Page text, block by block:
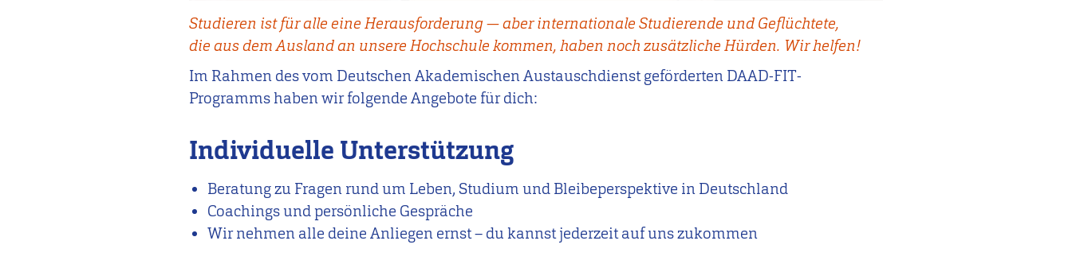
Studieren ist für alle eine Herausforderung — aber internationale Studierende und Geflüchtete,
die aus dem Ausland an unsere Hochschule kommen, haben noch zusätzliche Hürden. Wir helfen!
Im Rahmen des vom Deutschen Akademischen Austauschdienst geförderten DAAD-FIT-
Programms haben wir folgende Angebote für dich:
Individuelle Unterstützung
Beratung zu Fragen rund um Leben, Studium und Bleibeperspektive in Deutschland
Coachings und persönliche Gespräche
Wir nehmen alle deine Anliegen ernst – du kannst jederzeit auf uns zukommen